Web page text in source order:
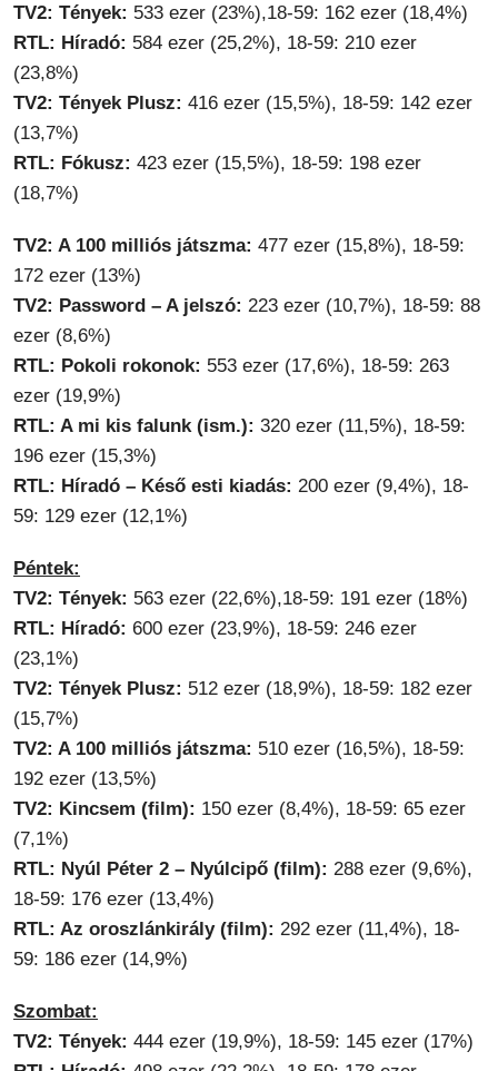
TV2: Tények: 533 ezer (23%),18-59: 162 ezer (18,4%)
RTL: Híradó: 584 ezer (25,2%), 18-59: 210 ezer
(23,8%)
TV2: Tények Plusz: 416 ezer (15,5%), 18-59: 142 ezer
(13,7%)
RTL: Fókusz: 423 ezer (15,5%), 18-59: 198 ezer
(18,7%)
TV2: A 100 milliós játszma: 477 ezer (15,8%), 18-59:
172 ezer (13%)
TV2: Password – A jelszó: 223 ezer (10,7%), 18-59: 88
ezer (8,6%)
RTL: Pokoli rokonok: 553 ezer (17,6%), 18-59: 263
ezer (19,9%)
RTL: A mi kis falunk (ism.): 320 ezer (11,5%), 18-59:
196 ezer (15,3%)
RTL: Híradó – Késő esti kiadás: 200 ezer (9,4%), 18-
59: 129 ezer (12,1%)
Péntek:
TV2: Tények: 563 ezer (22,6%),18-59: 191 ezer (18%)
RTL: Híradó: 600 ezer (23,9%), 18-59: 246 ezer
(23,1%)
TV2: Tények Plusz: 512 ezer (18,9%), 18-59: 182 ezer
(15,7%)
TV2: A 100 milliós játszma: 510 ezer (16,5%), 18-59:
192 ezer (13,5%)
TV2: Kincsem (film): 150 ezer (8,4%), 18-59: 65 ezer
(7,1%)
RTL: Nyúl Péter 2 – Nyúlcipő (film): 288 ezer (9,6%),
18-59: 176 ezer (13,4%)
RTL: Az oroszlánkirály (film): 292 ezer (11,4%), 18-
59: 186 ezer (14,9%)
Szombat:
TV2: Tények: 444 ezer (19,9%), 18-59: 145 ezer (17%)